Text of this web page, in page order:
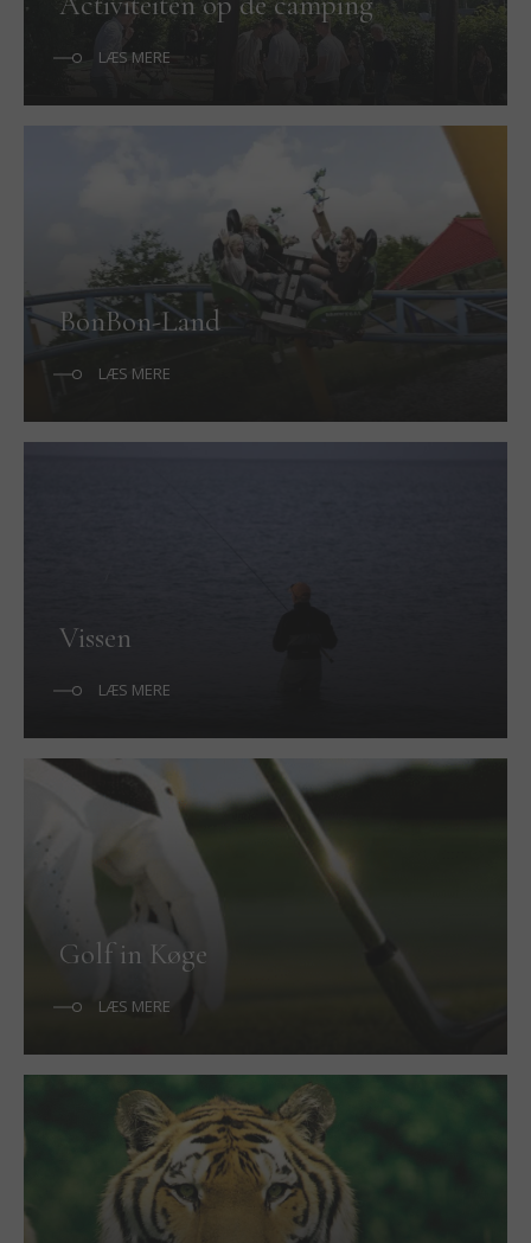
LÆS MERE
BonBon-Land
LÆS MERE
Vissen
LÆS MERE
Golf in Køge
LÆS MERE